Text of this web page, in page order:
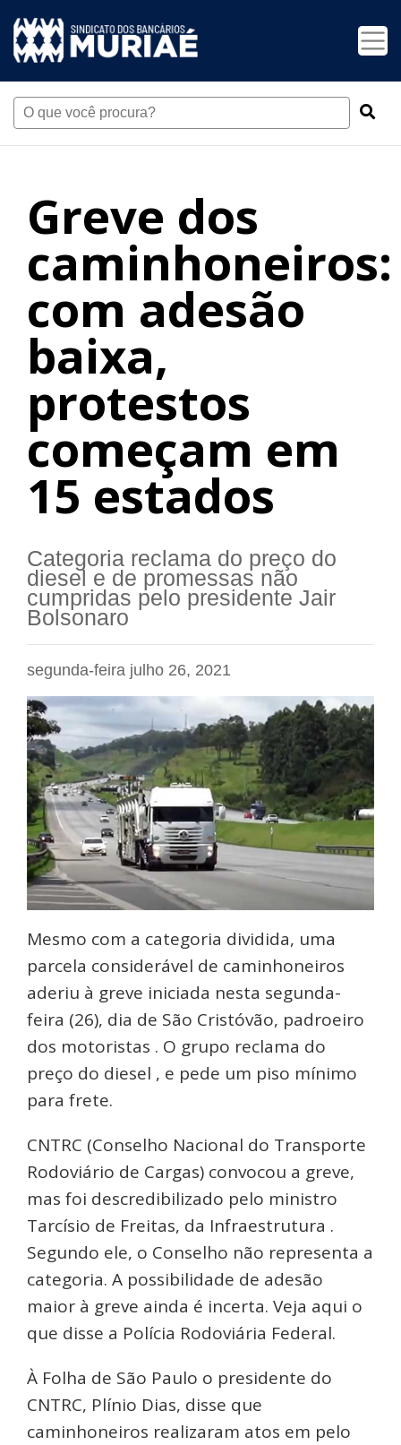
Greve dos
caminhoneiros:
com adesão
baixa,
protestos
começam em
15 estados
Categoria reclama do preço do
diesel e de promessas não
cumpridas pelo presidente Jair
Bolsonaro
segunda-feira julho 26, 2021
Mesmo com a categoria dividida, uma
parcela considerável de caminhoneiros
aderiu à greve iniciada nesta segunda-
feira (26), dia de São Cristóvão, padroeiro
dos motoristas . O grupo reclama do
preço do diesel , e pede um piso mínimo
para frete.
CNTRC (Conselho Nacional do Transporte
Rodoviário de Cargas) convocou a greve,
mas foi descredibilizado pelo ministro
Tarcísio de Freitas, da Infraestrutura .
Segundo ele, o Conselho não representa a
categoria. A possibilidade de adesão
maior à greve ainda é incerta. Veja aqui o
que disse a Polícia Rodoviária Federal.
À Folha de São Paulo o presidente do
CNTRC, Plínio Dias, disse que
caminhoneiros realizaram atos em pelo